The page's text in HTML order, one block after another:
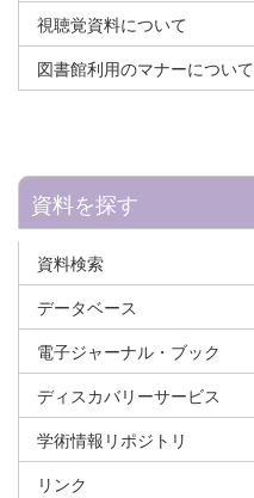
視聴覚資料について
図書館利用のマナーについて
資料を探す
資料検索
データベース
電子ジャーナル・ブック
ディスカバリーサービス
学術情報リポジトリ
リンク